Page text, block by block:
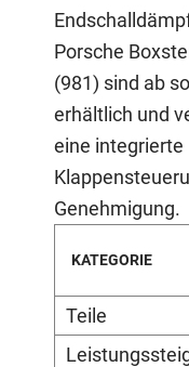
Porsche
(981) sind ab
erhältlich und
eine integrierte
Genehmigung.
KATEGORIE
Teile